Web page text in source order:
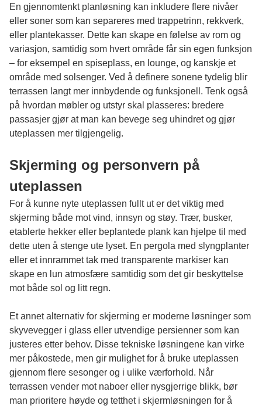
En gjennomtenkt planløsning kan inkludere flere nivåer
eller soner som kan separeres med trappetrinn, rekkverk,
eller plantekasser. Dette kan skape en følelse av rom og
variasjon, samtidig som hvert område får sin egen funksjon
– for eksempel en spiseplass, en lounge, og kanskje et
område med solsenger. Ved å definere sonene tydelig blir
terrassen langt mer innbydende og funksjonell. Tenk også
på hvordan møbler og utstyr skal plasseres: bredere
passasjer gjør at man kan bevege seg uhindret og gjør
uteplassen mer tilgjengelig.
Skjerming og personvern på
uteplassen
For å kunne nyte uteplassen fullt ut er det viktig med
skjerming både mot vind, innsyn og støy. Trær, busker,
etablerte hekker eller beplantede plank kan hjelpe til med
dette uten å stenge ute lyset. En pergola med slyngplanter
eller et innrammet tak med transparente markiser kan
skape en lun atmosfære samtidig som det gir beskyttelse
mot både sol og litt regn.
Et annet alternativ for skjerming er moderne løsninger som
skyvevegger i glass eller utvendige persienner som kan
justeres etter behov. Disse tekniske løsningene kan virke
mer påkostede, men gir mulighet for å bruke uteplassen
gjennom flere sesonger og i ulike værforhold. Når
terrassen vender mot naboer eller nysgjerrige blikk, bør
man prioritere høyde og tetthet i skjermløsningen for å